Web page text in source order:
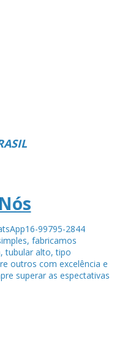
99795-2844
fabricamos
tubular alto, tipo
outros com excelência e
superar as espectativas